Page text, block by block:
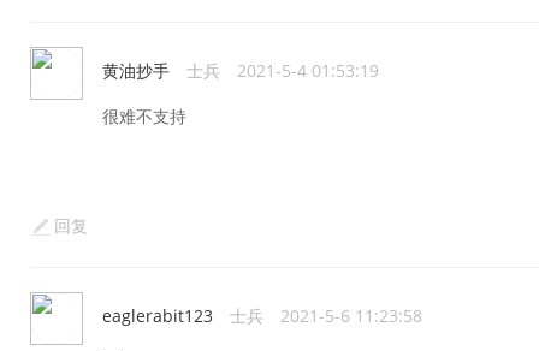
黄油抄手 士兵 2021-5-4 01:53:19
很难不支持
回复
eaglerabit123 士兵 2021-5-6 11:23:58